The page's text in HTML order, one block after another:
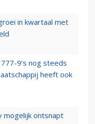
in kwartaal met
9’s nog steeds
heeft ook
mogelijk ontsnapt